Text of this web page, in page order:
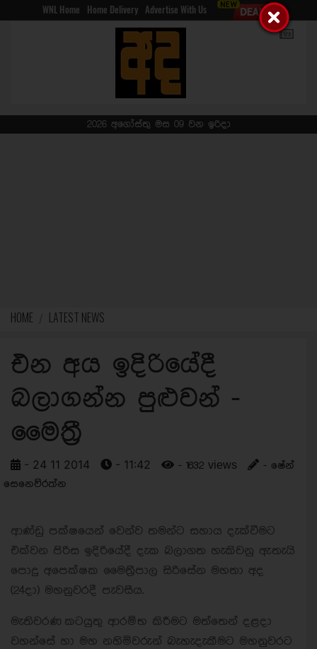
WNL Home Home Delivery Advertise With Us
2026 අගෝස්තු මස 09 වන ඉරිදා
HOME LATEST NEWS
එන අය ඉදිරියේදී
බලාගන්න පුළුවන් -
මෛත්‍රී
- 24 11 2014 - 11:42 - 1632 views
- ෂේන්
සෙනෙවිරත්න
ආණ්ඩු පක්ෂයෙන් වෙන්ව තමන්ට සහාය දැක්වීමට
එක්වන පිරිස ඉදිරියේදී දැක බලාගත හැකිවනු ඇතැයි
පොදු අපෙක්ෂක මෛත්‍රීපාල සිරිසේන මහතා අද
(24දා) මහනුවරදී පැවසීය.
මැතිවරණ කටයුතු ආරම්භ කිරීමට මත්තෙන් දළදා
වහන්සේ හා මහ නහිමිවරුන් බැහැදැකීමට මහනුවරට